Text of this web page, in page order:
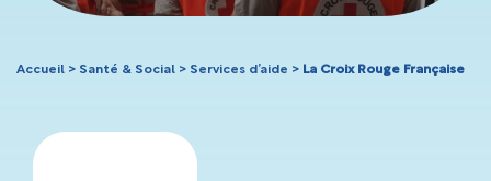
Accueil > Santé & Social > Services d’aide > La Croix Rouge Française